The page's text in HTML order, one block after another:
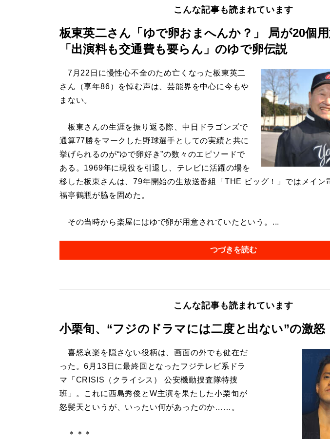
こんな記事も読まれています
板東英二さん「ゆで卵おまへんか？」 局が20個
「出演料も交通費も要らん」のゆで卵伝説
7月22日に慢性心不全のため亡くなった板東英二
さん（享年86）を悼む声は、芸能界を中心に今もや
まない。
板東さんの生涯を振り返る際、中日ドラゴンズで
通算77勝をマークした野球選手としての実績と共に
挙げられるのが“ゆで卵好き”の数々のエピソードで
ある。1969年に現役を引退し、テレビに活躍の場を
移した板東さんは、79年開始の生放送番組「THE ビッグ！」ではメイン
福亭鶴瓶が脇を固めた。
その当時から楽屋にはゆで卵が用意されていたという。...
つづきを読む
こんな記事も読まれています
小栗旬、“フジのドラマには二度と出ない”の激怒
喜怒哀楽を隠さない役柄は、画面の外でも健在だ
った。6月13日に最終回となったフジテレビ系ドラ
マ「CRISIS（クライシス） 公安機動捜査隊特捜
班」。これに西島秀俊とW主演を果たした小栗旬が
怒髪天というが、いったい何があったのか……。
＊＊＊